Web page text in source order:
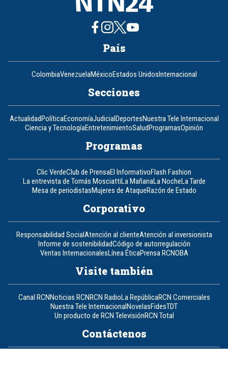
País
ColombiaVenezuelaMéxicoEstados UnidosInternacional
Secciones
ActualidadPolíticaEconomíaJudicialDeportesNuestra Tele Internacional
Ciencia y TecnologíaEntretenimientoSaludProgramasOpinión
Programas
Clic VerdeClub de PrensaEl InformativoFlash Fashion
La entrevista de Tomás MosciattiLa MañanaLa NocheLa Tarde
Mesa de periodistasMujeres de AtaqueRazón de Estado
Corporativo
Responsabilidad SocialAtención al clienteAtención al inversionista
Informe de sostenibilidadCódigo de autorregulación
Ventas InternacionalesLínea ÉticaPrensa RCNOBA
Visite también
Canal RCNNoticias RCNRCN RadioLa RepúblicaRCN Comerciales
Nuestra Tele InternacionalNovelasFidesTDT
Un producto de RCN TelevisiónRCN Total
Contáctenos